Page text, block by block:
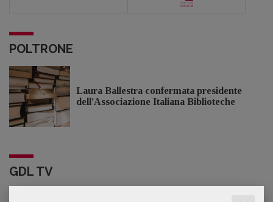
POLTRONE
Laura Ballestra confermata presidente
dell’Associazione Italiana Biblioteche
GDL TV